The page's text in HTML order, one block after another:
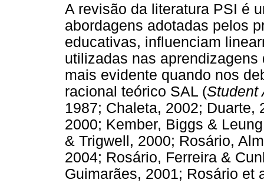
A revisão da literatura PSI é
abordagens adotadas pelos
educativas, influenciam
utilizadas nas
mais evidente quando nos
racional teórico SAL (Student
1987; Chaleta, 2002; Duarte,
2000; Kember, Biggs &
& Trigwell, 2000; Rosário,
2004; Rosário, Ferreira &
Guimarães, 2001; Rosário et